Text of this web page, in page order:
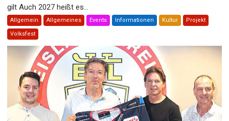
gilt Auch 2027 heißt es...
Allgemein Allgemeines Events Informationen Kultur Projekt
Volksfest